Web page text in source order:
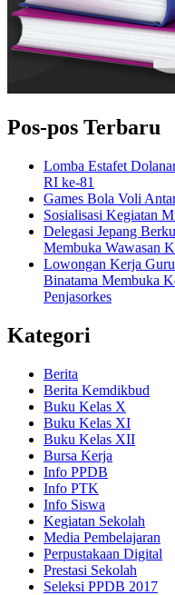
Pos-pos Terbaru
Lomba Estafet
RI ke-81
Games Bola Voli
Sosialisasi Kegiatan
Delegasi Jepang
Membuka Wawasan
Lowongan Kerja
Binatama Membuka
Penjasorkes
Kategori
Berita
Berita Kemdikbud
Buku Kelas X
Buku Kelas XI
Buku Kelas XII
Bursa Kerja
Info PPDB
Info PTK
Info Siswa
Kegiatan Sekolah
Media Pembelajaran
Perpustakaan Digital
Prestasi Sekolah
Seleksi PPDB 2017